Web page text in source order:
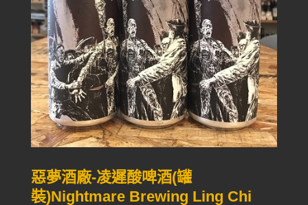
惡夢酒廠-凌遲酸啤酒(罐
裝)Nightmare Brewing Ling Chi